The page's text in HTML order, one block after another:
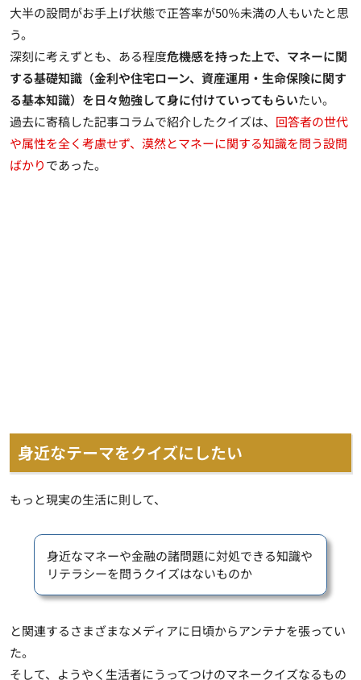
大半の設問がお手上げ状態で正答率が50％未満の人もいたと思
う。
深刻に考えずとも、ある程度危機感を持った上で、マネーに関
する基礎知識（金利や住宅ローン、資産運用・生命保険に関す
る基本知識）を日々勉強して身に付けていってもらいたい。
過去に寄稿した記事コラムで紹介したクイズは、 回答者の世代
や属性を全く考慮せず、漠然とマネーに関する知識を問う設問
ばかりであった。
身近なテーマをクイズにしたい
もっと現実の生活に則して、
身近なマネーや金融の諸問題に対処できる知識や
リテラシーを問うクイズはないものか
と関連するさまざまなメディアに日頃からアンテナを張ってい
た。
そして、ようやく生活者にうってつけのマネークイズなるもの